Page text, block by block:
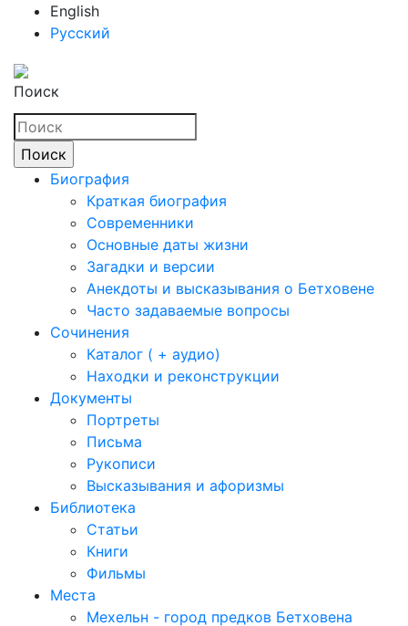
English
Русский
Поиск
Биография
Краткая биография
Современники
Основные даты жизни
Загадки и версии
Анекдоты и высказывания о Бетховене
Часто задаваемые вопросы
Сочинения
Каталог ( + аудио)
Находки и реконструкции
Документы
Портреты
Письма
Рукописи
Высказывания и афоризмы
Библиотека
Статьи
Книги
Фильмы
Места
Мехельн - город предков Бетховена